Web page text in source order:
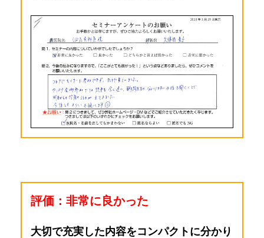
評価：非常に良かった
大切で充実した内容をコンパクトに分かり